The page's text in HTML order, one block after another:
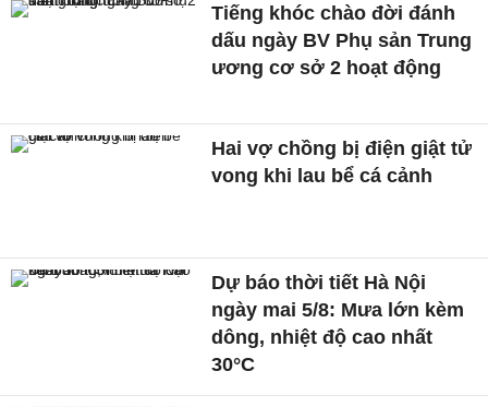
Tiếng khóc chào đời đánh
dấu ngày BV Phụ sản Trung
ương cơ sở 2 hoạt động
Hai vợ chồng bị điện giật tử
vong khi lau bể cá cảnh
Dự báo thời tiết Hà Nội
ngày mai 5/8: Mưa lớn kèm
dông, nhiệt độ cao nhất
30°C